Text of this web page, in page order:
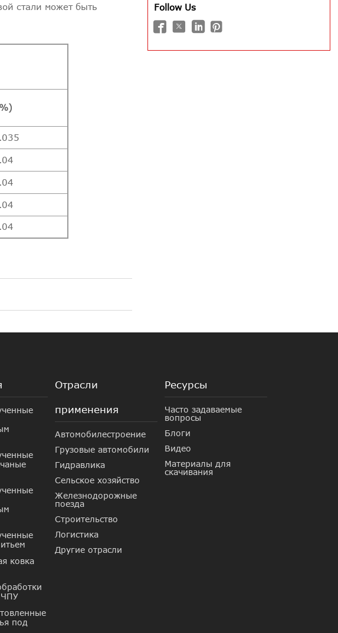
стали может быть
Follow Us
   
ковка
ЧПУ
под
Отрасли
применения
Автомобилестроение
Грузовые автомобили
Гидравлика
Сельское хозяйство
Железнодорожные
поезда
Строительство
Логистика
Другие отрасли
Ресурсы
Часто задаваемые
вопросы
Блоги
Видео
Материалы для
скачивания